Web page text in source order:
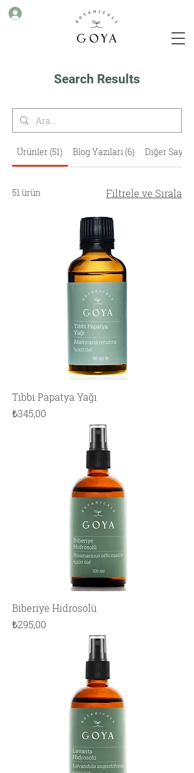
Search Results
Ürünler (51) Blog Yazıları (6) Diğer
51 ürün Filtrele ve Sırala
Tıbbi Papatya Yağı
Fiyat
₺345,00
Biberiye Hidrosolü
Fiyat
₺295,00